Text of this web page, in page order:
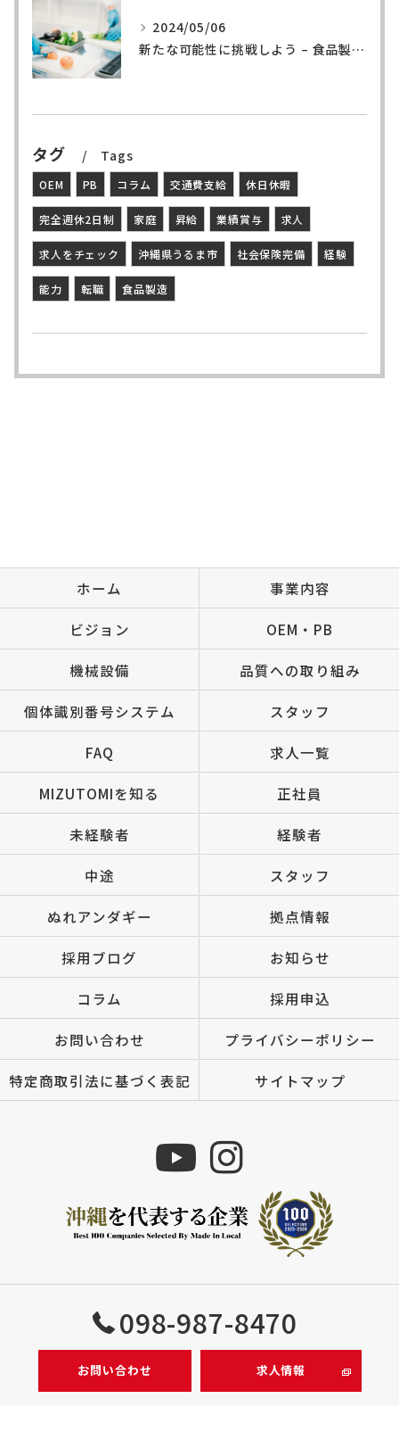
2024/05/06
新たな可能性に挑戦しよう – 食品製造の世界へ
タグ Tags
OEM PB コラム 交通費支給 休日休暇
完全週休2日制 家庭 昇給 業績賞与 求人
求人をチェック 沖縄県うるま市 社会保険完備 経験
能力 転職 食品製造
098-987-8470
お問い合わせ 求人情報
ホーム 事業内容
ビジョン OEM・PB
機械設備 品質への取り組み
個体識別番号システム スタッフ
FAQ 求人一覧
MIZUTOMIを知る 正社員
未経験者 経験者
中途 スタッフ
ぬれアンダギー 拠点情報
採用ブログ お知らせ
コラム 採用申込
お問い合わせ プライバシーポリシー
特定商取引法に基づく表記 サイトマップ